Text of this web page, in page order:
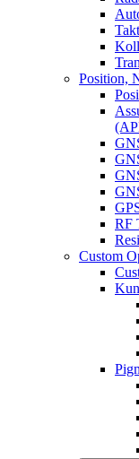
Position,
RF
Custom